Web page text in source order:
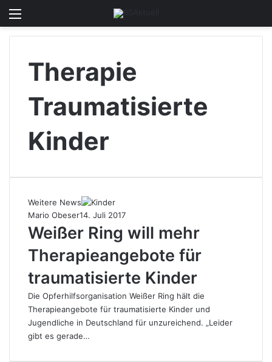
Therapie
Traumatisierte
Kinder
Weitere News
Mario Obeser14. Juli 2017
Weißer Ring will mehr
Therapieangebote für
traumatisierte Kinder
Die Opferhilfsorganisation Weißer Ring hält die
Therapieangebote für traumatisierte Kinder und
Jugendliche in Deutschland für unzureichend. „Leider
gibt es gerade…